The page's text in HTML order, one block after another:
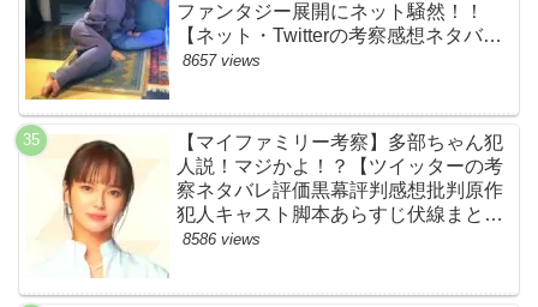
ファンタジー展開にネット騒然！！
【ネット・Twitterの考察感想ネタバレ
評価評判あらすじまとめ】
8657 views
【マイファミリー考察】多部ちゃん犯
人説！マジかよ！？【ツイッターの考
察ネタバレ評価黒幕評判感想批判原作
犯人キャスト脚本あらすじ伏線まと
め・多部未華子】
8586 views